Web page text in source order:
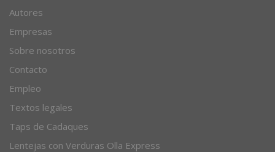
Autores
Empresas
Sobre nosotros
Contacto
Empleo
Textos legales
Taps de Cadaques
Lentejas con Verduras Olla Express